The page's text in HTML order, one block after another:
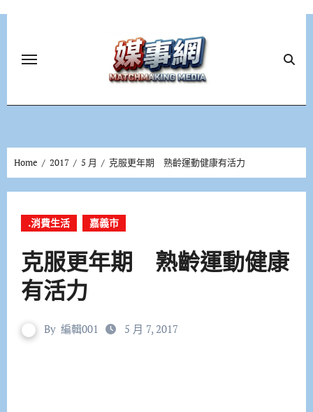
Home 2017 5 月 克服更年期 熟齡運動健康有活力
.消費生活 嘉義市
克服更年期 熟齡運動健康
有活力
By 編輯001 5 月 7, 2017